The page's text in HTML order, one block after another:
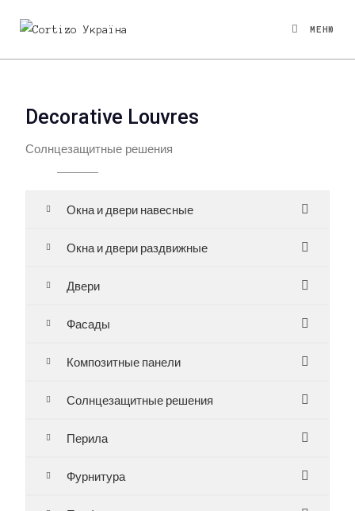
МЕНЮ
Decorative Louvres
Солнцезащитные решения
Окна и двери навесные
Окна и двери раздвижные
Двери
Фасады
Композитные панели
Солнцезащитные решения
Перила
Фурнитура